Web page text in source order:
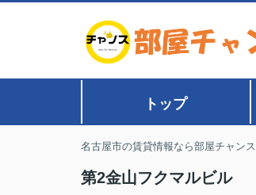
トップ
名古屋市の賃貸情報なら部屋チャンス
第2金山フクマルビル